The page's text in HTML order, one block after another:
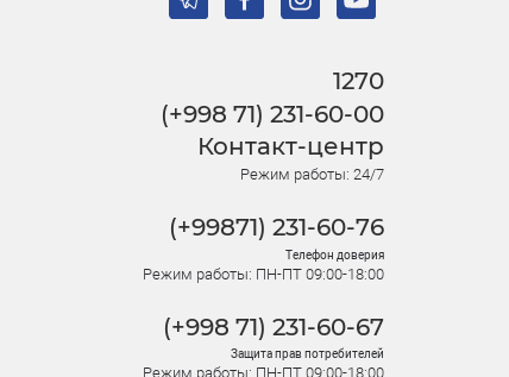
1270
(+998 71) 231-60-00
Контакт-центр
Режим работы: 24/7
(+99871) 231-60-76
Телефон доверия
Режим работы: ПН-ПТ 09:00-18:00
(+998 71) 231-60-67
Защита прав потребителей
Режим работы: ПН-ПТ 09:00-18:00